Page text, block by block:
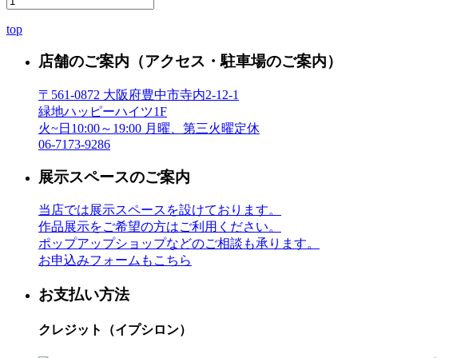
top
店舗のご案内 （アクセス・駐車場のご案内）
〒561-0872 大阪府豊中市寺内2-12-1
緑地ハッピーハイツ1F
火~日10:00～19:00 月曜、第三火曜定休
06-7173-9286
展示スペースのご案内
当店では展示スペースを設けております。
作品展示をご希望の方はご利用ください。
ポップアップショップなどのご相談も承ります。
お申込みフォームもこちら
お支払い方法
クレジット（イプシロン）